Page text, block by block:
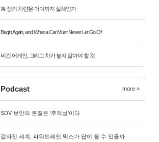
'AI-정의 차량'은 어디까지 실체인가
Begin Again, and What a Car Must Never Let Go Of
비긴 어게인, 그리고 차가 놓지 말아야 할 것
Podcast more »
SDV 보안의 본질은 ‘추적성’이다
갈라진 세계, 파워트레인 믹스가 답이 될 수 있을까